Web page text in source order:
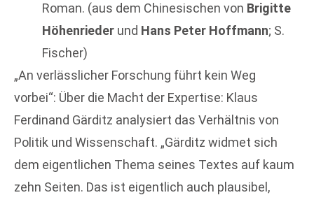
Roman. (aus dem Chinesischen von Brigitte
Höhenrieder und Hans Peter Hoffmann; S.
Fischer)
„An verlässlicher Forschung führt kein Weg
vorbei“: Über die Macht der Expertise: Klaus
Ferdinand Gärditz analysiert das Verhältnis von
Politik und Wissenschaft. „Gärditz widmet sich
dem eigentlichen Thema seines Textes auf kaum
zehn Seiten. Das ist eigentlich auch plausibel,